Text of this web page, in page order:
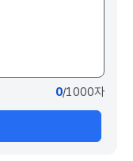
0/1000자